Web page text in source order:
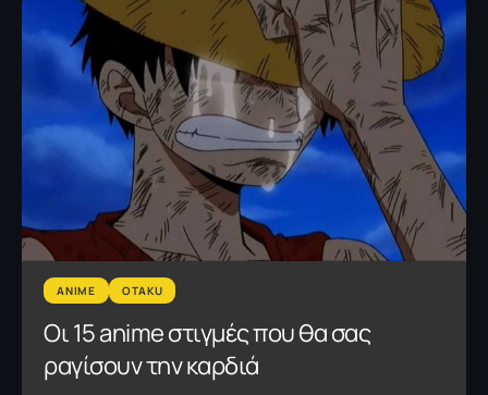
ANIME OTAKU
Οι 15 anime στιγμές που θα σας
ραγίσουν την καρδιά